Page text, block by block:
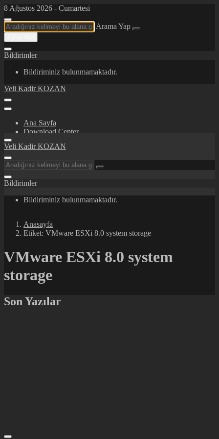
8 Ağustos 2026 - Cumartesi
Arama Yap
Bildirimler
Bildiriminiz bulunmamaktadır.
Veli Kadir KOZAN
Ana Sayfa
Download Center
İletişim
Veli Kadir KOZAN
Bildirimler
Bildiriminiz bulunmamaktadır.
Anasayfa
Etiket: VMware ESXi 8.0 system storage
VMware ESXi 8.0 system
storage
Son Yazılar